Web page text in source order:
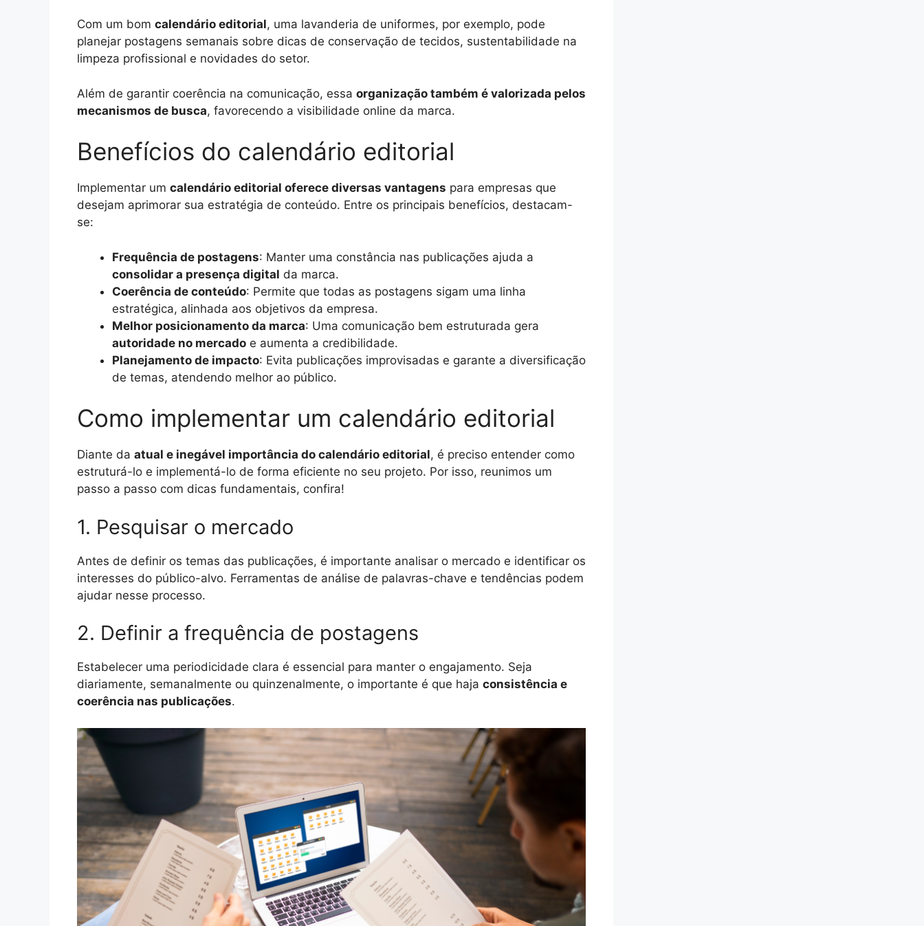
Com um bom calendário editorial, uma lavanderia de uniformes, por exemplo, pode
planejar postagens semanais sobre dicas de conservação de tecidos, sustentabilidade na
limpeza profissional e novidades do setor.
Além de garantir coerência na comunicação, essa organização também é valorizada pelos
mecanismos de busca, favorecendo a visibilidade online da marca.
Benefícios do calendário editorial
Implementar um calendário editorial oferece diversas vantagens para empresas que
desejam aprimorar sua estratégia de conteúdo. Entre os principais benefícios, destacam-
se:
Frequência de postagens: Manter uma constância nas publicações ajuda a
consolidar a presença digital da marca.
Coerência de conteúdo: Permite que todas as postagens sigam uma linha
estratégica, alinhada aos objetivos da empresa.
Melhor posicionamento da marca: Uma comunicação bem estruturada gera
autoridade no mercado e aumenta a credibilidade.
Planejamento de impacto: Evita publicações improvisadas e garante a diversificação
de temas, atendendo melhor ao público.
Como implementar um calendário editorial
Diante da atual e inegável importância do calendário editorial, é preciso entender como
estruturá-lo e implementá-lo de forma eficiente no seu projeto. Por isso, reunimos um
passo a passo com dicas fundamentais, confira!
1. Pesquisar o mercado
Antes de definir os temas das publicações, é importante analisar o mercado e identificar os
interesses do público-alvo. Ferramentas de análise de palavras-chave e tendências podem
ajudar nesse processo.
2. Definir a frequência de postagens
Estabelecer uma periodicidade clara é essencial para manter o engajamento. Seja
diariamente, semanalmente ou quinzenalmente, o importante é que haja consistência e
coerência nas publicações.